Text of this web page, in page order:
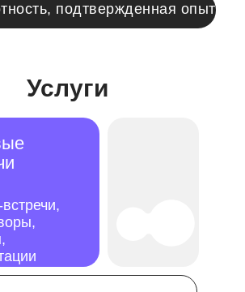
подтвержденная опытом
Услуги